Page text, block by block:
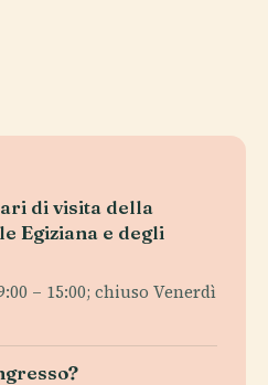
di visita della
Egiziana e degli
– 15:00; chiuso Venerdì